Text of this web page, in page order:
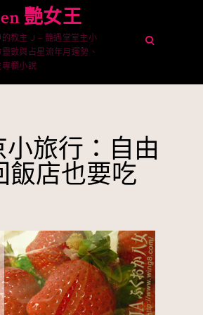
艷女王
的教主 J – 艷遇堂堂主小
數與占星流年月運勢、
欄小說
open
小旅行：自由
店也要吃